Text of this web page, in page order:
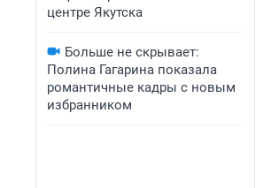
центре Якутска
Больше не скрывает:
Полина Гагарина показала
романтичные кадры с новым
избранником